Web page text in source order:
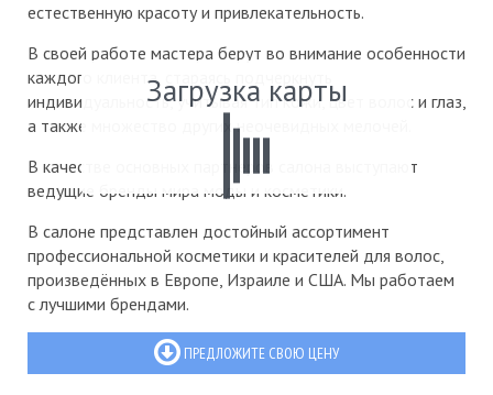
естественную красоту и привлекательность.
В своей работе мастера берут во внимание особенности
каждого клиента, стараясь подчеркнуть
индивидуальность, учитывая тип кожи, цвет волос и глаз,
а также множество других неочевидных мелочей.
В качестве основных партнеров салона выступают
ведущие бренды мира моды и косметики.
В салоне представлен достойный ассортимент
профессиональной косметики и красителей для волос,
произведённых в Европе, Израиле и США. Мы работаем
с лучшими брендами.
ПРЕДЛОЖИТЕ СВОЮ ЦЕНУ
Загрузка карты